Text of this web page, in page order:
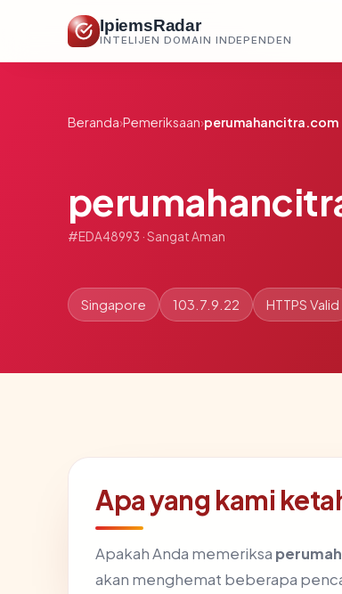
IpiemsRadar
INTELIJEN DOMAIN INDEPENDEN
Beranda›Pemeriksaan›perumahancitra.com
#EDA48993 · Sangat Aman
Singapore 103.7.9.22 HTTPS Valid
Apa yang kami
Apakah Anda memeriksa
akan menghemat beberapa